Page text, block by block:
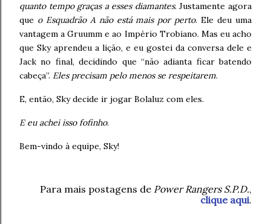
quanto tempo graças a esses diamantes. Justamente agora
que o Esquadrão A não está mais por perto. Ele deu uma
vantagem a Gruumm e ao Império Trobiano. Mas eu acho
que Sky aprendeu a lição, e eu gostei da conversa dele e
Jack no final, decidindo que “não adianta ficar batendo
cabeça”. Eles precisam pelo menos se respeitarem.
E, então, Sky decide ir jogar Bolaluz com eles.
E eu achei isso fofinho.
Bem-vindo à equipe, Sky!
Para mais postagens de Power Rangers S.P.D.,
clique aqui.